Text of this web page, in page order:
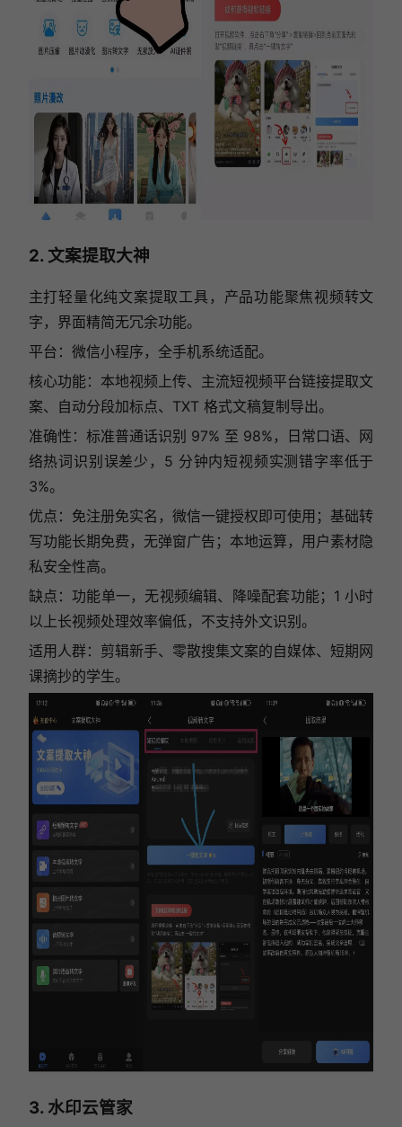
2. 文案提取大神
主打轻量化纯文案提取工具，产品功能聚焦视频转文
字，界面精简无冗余功能。
平台：微信小程序，全手机系统适配。
核心功能：本地视频上传、主流短视频平台链接提取文
案、自动分段加标点、TXT 格式文稿复制导出。
准确性：标准普通话识别 97% 至 98%，日常口语、网
络热词识别误差少，5 分钟内短视频实测错字率低于
3%。
优点：免注册免实名，微信一键授权即可使用；基础转
写功能长期免费，无弹窗广告；本地运算，用户素材隐
私安全性高。
缺点：功能单一，无视频编辑、降噪配套功能；1 小时
以上长视频处理效率偏低，不支持外文识别。
适用人群：剪辑新手、零散搜集文案的自媒体、短期网
课摘抄的学生。
3. 水印云管家